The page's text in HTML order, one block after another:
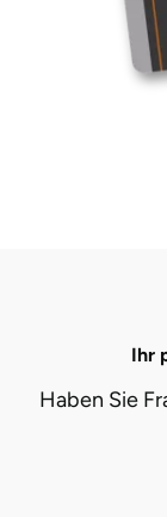
Ihr
Haben Sie